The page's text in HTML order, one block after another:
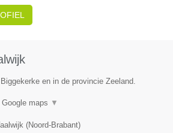
en in de provincie Zeeland.
Google maps ▼
(Noord-Brabant)